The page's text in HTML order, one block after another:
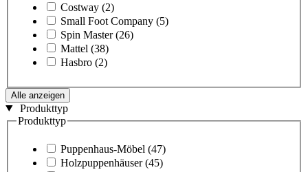
Costway (2)
Small Foot Company (5)
Spin Master (26)
Mattel (38)
Hasbro (2)
Alle anzeigen
Produkttyp
Produkttyp
Puppenhaus-Möbel (47)
Holzpuppenhäuser (45)